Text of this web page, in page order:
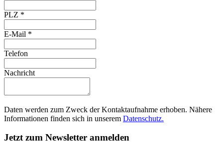
PLZ *
E-Mail *
Telefon
Nachricht
Daten werden zum Zweck der Kontaktaufnahme erhoben. Nähere
Informationen finden sich in unserem Datenschutz.
Jetzt zum Newsletter anmelden